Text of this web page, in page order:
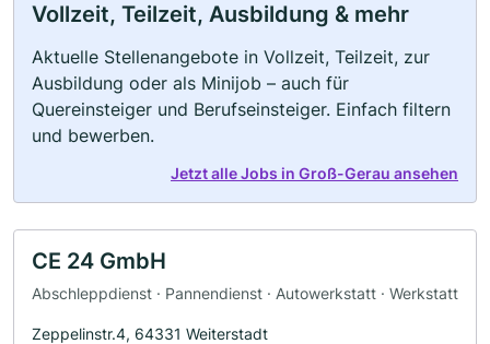
Vollzeit, Teilzeit, Ausbildung & mehr
Aktuelle Stellenangebote in Vollzeit, Teilzeit, zur
Ausbildung oder als Minijob – auch für
Quereinsteiger und Berufseinsteiger. Einfach filtern
und bewerben.
Jetzt alle Jobs in Groß-Gerau ansehen
CE 24 GmbH
Abschleppdienst · Pannendienst · Autowerkstatt · Werkstatt
Zeppelinstr.4, 64331 Weiterstadt